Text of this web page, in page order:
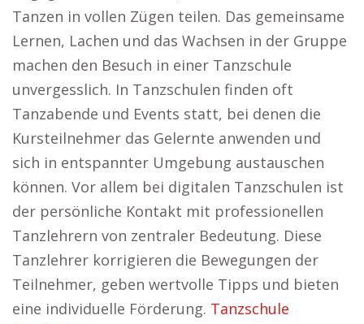
Tanzen in vollen Zügen teilen. Das gemeinsame
Lernen, Lachen und das Wachsen in der Gruppe
machen den Besuch in einer Tanzschule
unvergesslich. In Tanzschulen finden oft
Tanzabende und Events statt, bei denen die
Kursteilnehmer das Gelernte anwenden und
sich in entspannter Umgebung austauschen
können. Vor allem bei digitalen Tanzschulen ist
der persönliche Kontakt mit professionellen
Tanzlehrern von zentraler Bedeutung. Diese
Tanzlehrer korrigieren die Bewegungen der
Teilnehmer, geben wertvolle Tipps und bieten
eine individuelle Förderung. Tanzschule